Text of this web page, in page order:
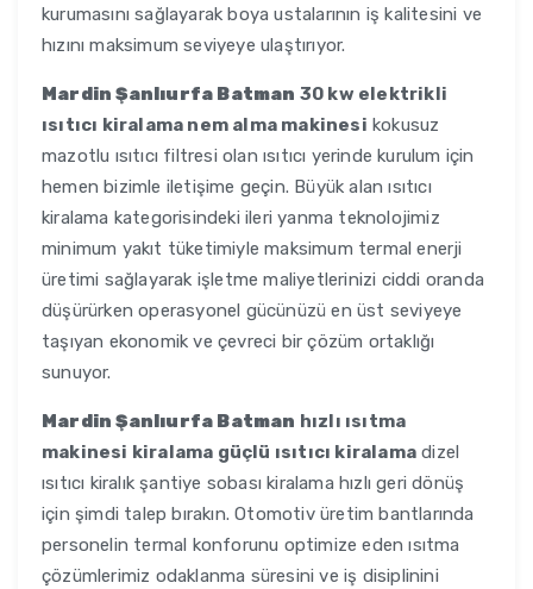
kurumasını sağlayarak boya ustalarının iş kalitesini ve
hızını maksimum seviyeye ulaştırıyor.
Mardin Şanlıurfa Batman 30 kw elektrikli
ısıtıcı kiralama nem alma makinesi kokusuz
mazotlu ısıtıcı filtresi olan ısıtıcı yerinde kurulum için
hemen bizimle iletişime geçin. Büyük alan ısıtıcı
kiralama kategorisindeki ileri yanma teknolojimiz
minimum yakıt tüketimiyle maksimum termal enerji
üretimi sağlayarak işletme maliyetlerinizi ciddi oranda
düşürürken operasyonel gücünüzü en üst seviyeye
taşıyan ekonomik ve çevreci bir çözüm ortaklığı
sunuyor.
Mardin Şanlıurfa Batman hızlı ısıtma
makinesi kiralama güçlü ısıtıcı kiralama dizel
ısıtıcı kiralık şantiye sobası kiralama hızlı geri dönüş
için şimdi talep bırakın. Otomotiv üretim bantlarında
personelin termal konforunu optimize eden ısıtma
çözümlerimiz odaklanma süresini ve iş disiplinini